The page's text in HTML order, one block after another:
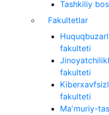
Tashkiliy
Fakultetlar
fakulteti
fakulteti
fakulteti
Maʼmuriy-